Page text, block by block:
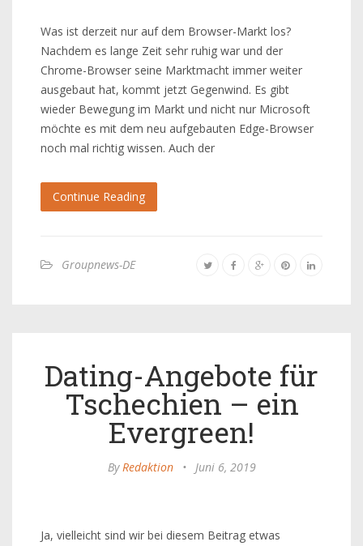
Was ist derzeit nur auf dem Browser-Markt los?
Nachdem es lange Zeit sehr ruhig war und der
Chrome-Browser seine Marktmacht immer weiter
ausgebaut hat, kommt jetzt Gegenwind. Es gibt
wieder Bewegung im Markt und nicht nur Microsoft
möchte es mit dem neu aufgebauten Edge-Browser
noch mal richtig wissen. Auch der
Continue Reading
Groupnews-DE
Dating-Angebote für
Tschechien – ein
Evergreen!
ByRedaktion • Juni 6, 2019
Ja, vielleicht sind wir bei diesem Beitrag etwas